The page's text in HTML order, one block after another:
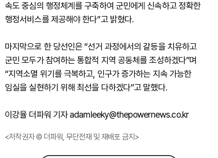
속도 중심의 행정체계를 구축하여 군민에게 신속하고 정확한
행정서비스를 제공해야 한다”고 밝혔다.
마지막으로 한 당선인은 “선거 과정에서의 갈등을 치유하고
군민 모두가 참여하는 통합적 지역 공동체를 조성하겠다”며
“지역소멸 위기를 극복하고, 인구가 증가하는 지속 가능한
임실을 실현하기 위해 최선을 다하겠다”고 말했다.
이강율 더파워 기자 adamleeky@thepowernews.co.kr
<저작권자 © 더파워, 무단전재 및 재배포 금지>